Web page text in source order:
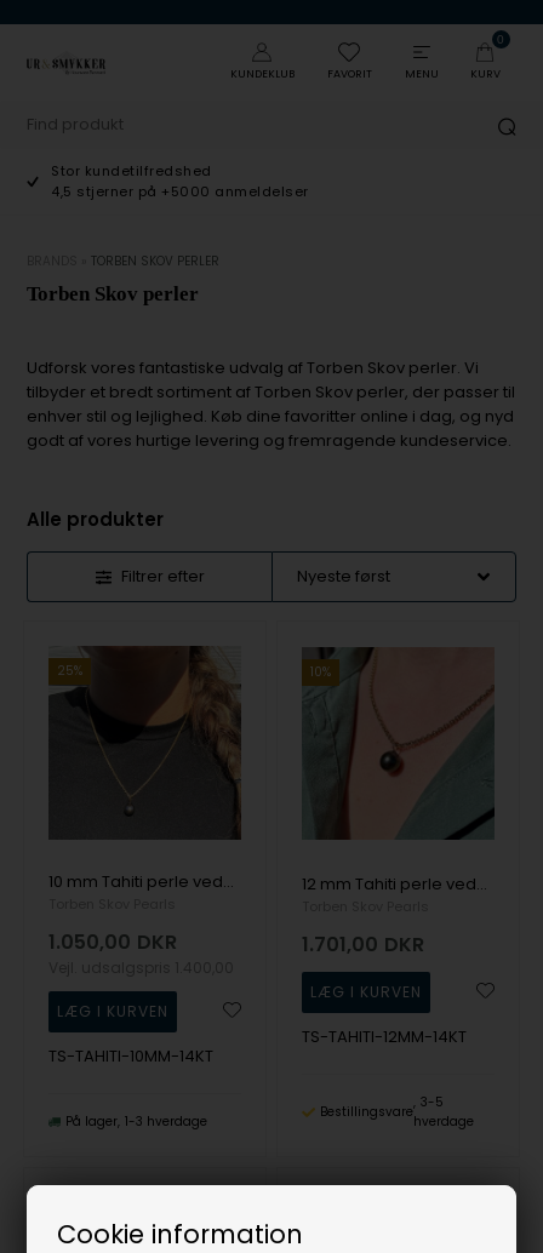
Cookie information
KUNDEKLUB FAVORIT MENU
0
KURV
Stor kundetilfredshed
4,5 stjerner på +5000 anmeldelser
»TORBEN SKOV PERLER
Torben Skov perler
Udforsk vores fantastiske udvalg af Torben Skov perler. Vi
tilbyder et bredt sortiment af Torben Skov perler, der passer til
enhver stil og lejlighed. Køb dine favoritter online i dag, og nyd
godt af vores hurtige levering og fremragende kundeservice.
Alle produkter
Filtrer efter
25%
10 mm Tahiti perle vedhæng med 14 kt øsken
1.050,00 DKR
TS-TAHITI-10MM-14KT
På lager 1-3 hverdage
10%
12 mm Tahiti perle vedhæng med 14 kt øsken
1.701,00 DKR
TS-TAHITI-12MM-14KT
Bestillingsvare
3-5
hverdage